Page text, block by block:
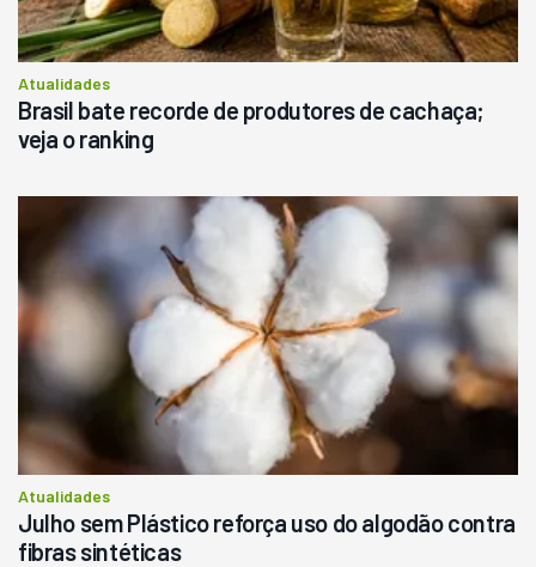
Atualidades
Brasil bate recorde de produtores de cachaça;
veja o ranking
Atualidades
Julho sem Plástico reforça uso do algodão contra
fibras sintéticas